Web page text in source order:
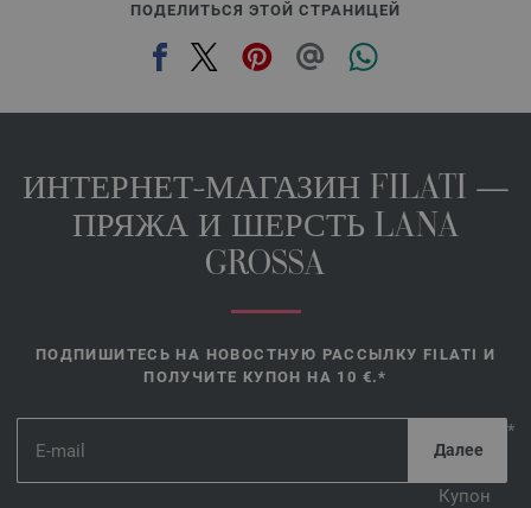
ПОДЕЛИТЬСЯ ЭТОЙ СТРАНИЦЕЙ
ИНТЕРНЕТ-МАГАЗИН FILATI —
ПРЯЖА И ШЕРСТЬ LANA
GROSSA
ПОДПИШИТЕСЬ НА НОВОСТНУЮ РАССЫЛКУ FILATI И
ПОЛУЧИТЕ КУПОН НА 10 €.*
*
Купон